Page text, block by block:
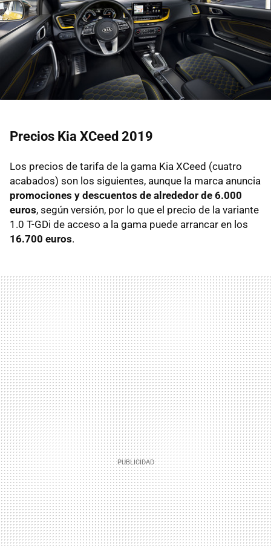
Precios Kia XCeed 2019
Los precios de tarifa de la gama Kia XCeed (cuatro
acabados) son los siguientes, aunque la marca anuncia
promociones y descuentos de alrededor de 6.000
euros, según versión, por lo que el precio de la variante
1.0 T-GDi de acceso a la gama puede arrancar en los
16.700 euros.